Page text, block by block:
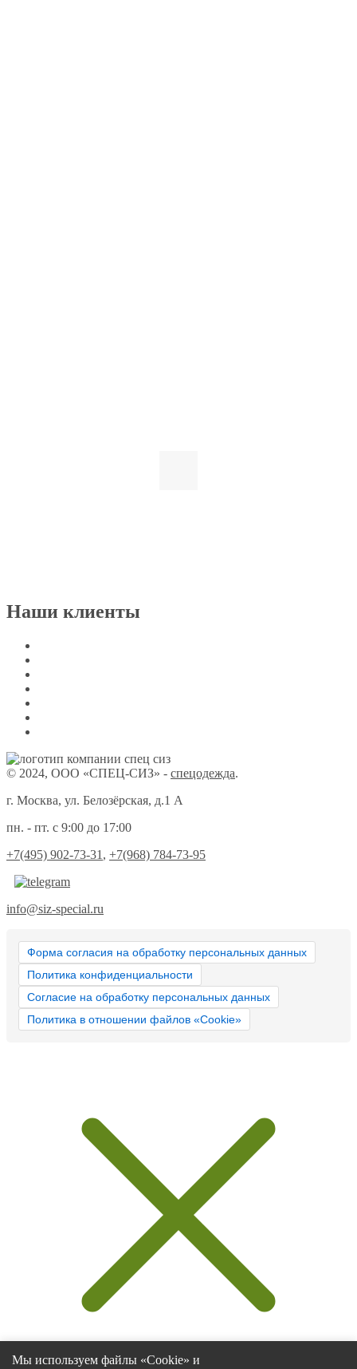
Наши клиенты
© 2024, ООО «СПЕЦ-СИЗ» - спецодежда.
г. Москва, ул. Белозёрская, д.1 А
пн. - пт. с 9:00 до 17:00
+7(495) 902-73-31 , +7(968) 784-73-95
info@siz-special.ru
Форма согласия на обработку персональных данных
Политика конфиденциальности
Согласие на обработку персональных данных
Политика в отношении файлов «Cookie»
Мы используем файлы «Cookie» и